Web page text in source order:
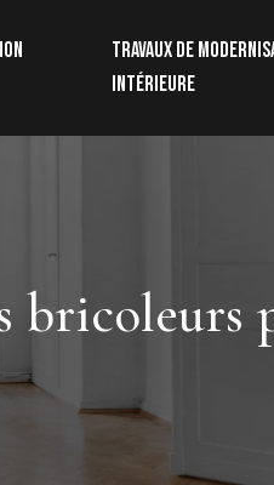
Travaux de
intérieure
bricoleurs